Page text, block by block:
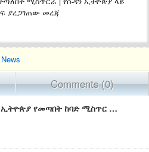
ያረጋገጠው መረጃ
Comments (0)
የሱዳኑ ጄነራል ኢትዮጵያ የመጣበት ከባድ ሚስጥር | ጠ/ሚ አብይ ኢትዮጵያ ላይ ወራራ እንደሚፈፀም ቀድመው ያውቁ ነበር